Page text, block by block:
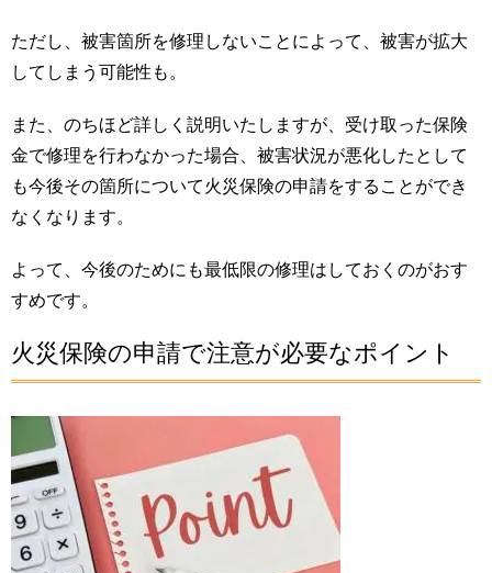
ただし、被害箇所を修理しないことによって、被害が拡大
してしまう可能性も。
また、のちほど詳しく説明いたしますが、受け取った保険
金で修理を行わなかった場合、被害状況が悪化したとして
も今後その箇所について火災保険の申請をすることができ
なくなります。
よって、今後のためにも最低限の修理はしておくのがおす
すめです。
火災保険の申請で注意が必要なポイント